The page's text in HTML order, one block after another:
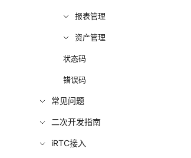
报表管理
资产管理
状态码
错误码
常见问题
二次开发指南
iRTC接入